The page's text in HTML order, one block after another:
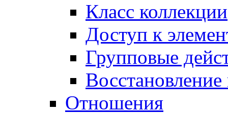
Класс коллекции
Доступ к
Групповые
Отношения